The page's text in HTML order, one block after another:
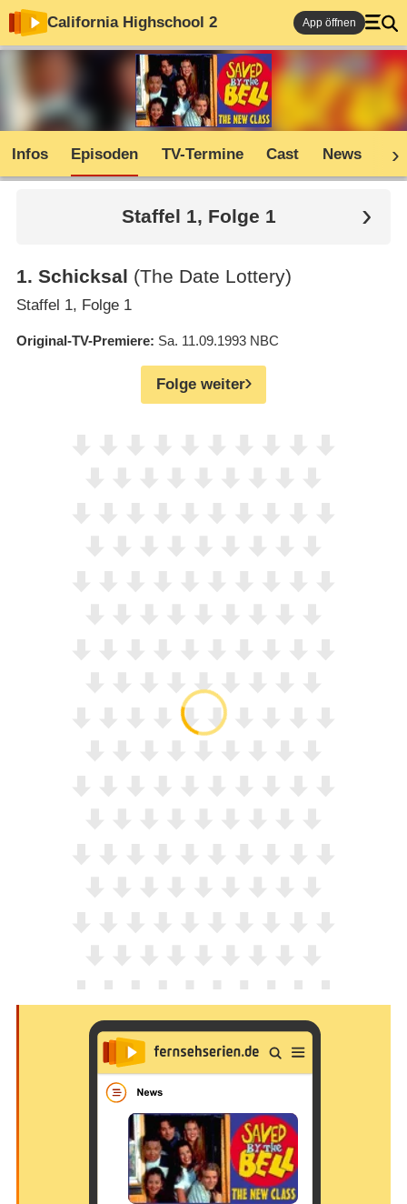
California Highschool 2 App öffnen
Infos Episoden TV-Termine Cast News
Staffel 1, Folge 1
1. Schicksal (The Date Lottery)
Staffel 1, Folge 1
Original-TV-Premiere Sa. 11.09.1993 NBC
Folge weiter